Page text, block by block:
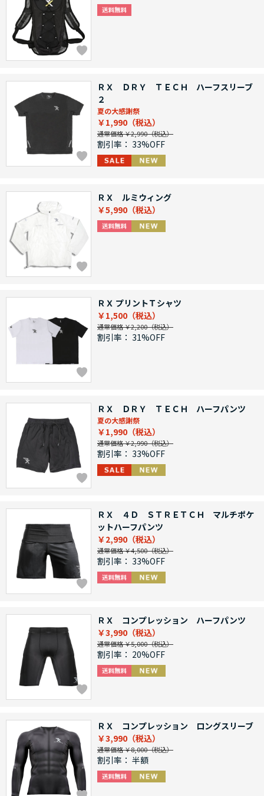
ＲＸ ＤＲＹ ＴＥＣＨ ハーフスリーブ
２
夏の大感謝祭
￥1,990
通常価格 ￥2,990
割引率： 33%OFF
ＲＸ ルミウィング
￥5,990
ＲＸ プリントＴシャツ
￥1,500
通常価格 ￥2,200
割引率： 31%OFF
ＲＸ ＤＲＹ ＴＥＣＨ ハーフパンツ
夏の大感謝祭
￥1,990
通常価格 ￥2,990
割引率： 33%OFF
ＲＸ ４Ｄ ＳＴＲＥＴＣＨ マルチポケ
ットハーフパンツ
￥2,990
通常価格 ￥4,500
割引率： 33%OFF
ＲＸ コンプレッション ハーフパンツ
￥3,990
通常価格 ￥5,000
割引率： 20%OFF
ＲＸ コンプレッション ロングスリーブ
￥3,990
通常価格 ￥8,000
割引率： 半額